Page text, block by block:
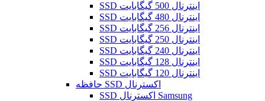
SSD اینترنال 500 گیگابایت
SSD اینترنال 480 گیگابایت
SSD اینترنال 256 گیگابایت
SSD اینترنال 250 گیگابایت
SSD اینترنال 240 گیگابایت
SSD اینترنال 128 گیگابایت
SSD اینترنال 120 گیگابایت
حافظه SSD اکسترنال
SSD اکسترنال Samsung